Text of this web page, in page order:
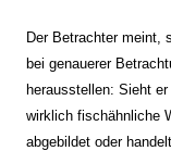
Der Betrachter meint,
bei genauerer
herausstellen: Sieht
wirklich fischähnliche
abgebildet oder